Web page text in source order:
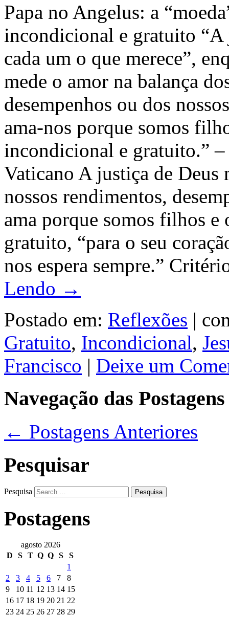
Papa no Angelus: a
incondicional e gratuito “A
cada um o que merece”,
mede o amor na balança
desempenhos ou dos
ama-nos porque somos
incondicional e gratuito.”
Vaticano A justiça de Deus
nossos rendimentos,
ama porque somos filhos
gratuito, “para o seu
nos espera sempre.”
Lendo →
Postado em: Reflexões |
Gratuito, Incondicional,
Francisco | Deixe um
Navegação das Postagens
← Postagens Anteriores
Pesquisar
Pesquisa
Postagens
agosto 2026
D
S T Q Q S
S
1
2
3 4 5 6 7
8
9
10 11 12 13 14 15
16 17 18 19 20 21 22
23 24 25 26 27 28 29